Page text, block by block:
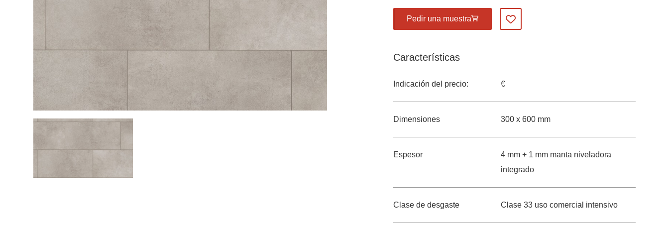
Pedir una muestra Añadir a mis favoritos
Características
Indicación del precio: €
Dimensiones 300 x 600 mm
Espesor
4 mm + 1 mm manta niveladora
integrado
Clase de desgaste Clase 33 uso comercial intensivo